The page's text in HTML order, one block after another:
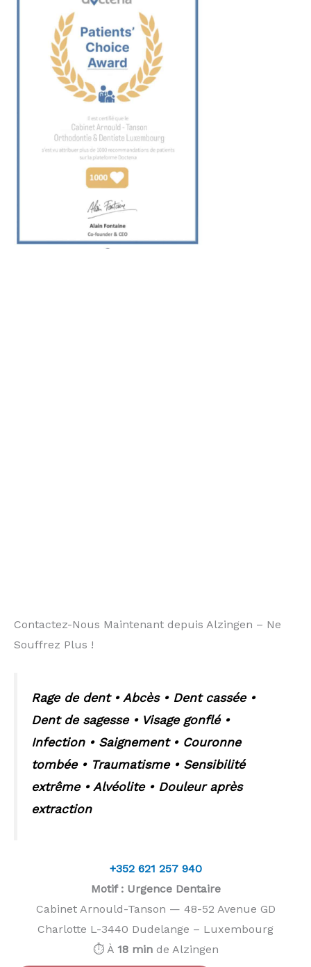
Contactez-Nous Maintenant depuis Alzingen – Ne
Souffrez Plus !
Rage de dent • Abcès • Dent cassée •
Dent de sagesse • Visage gonflé •
Infection • Saignement • Couronne
tombée • Traumatisme • Sensibilité
extrême • Alvéolite • Douleur après
extraction
+352 621 257 940
Motif : Urgence Dentaire
Cabinet Arnould-Tanson — 48-52 Avenue GD
Charlotte L-3440 Dudelange – Luxembourg
⏱️ À 18 minde Alzingen